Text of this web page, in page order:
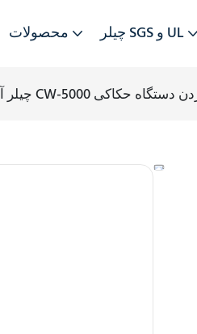
محصولات چیلر SGS و UL